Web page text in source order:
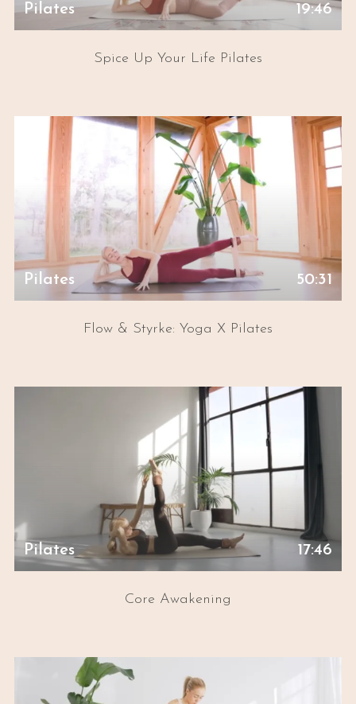
Pilates 19:46
Spice Up Your Life Pilates
Pilates 50:31
Flow & Styrke: Yoga X Pilates
Pilates 17:46
Core Awakening